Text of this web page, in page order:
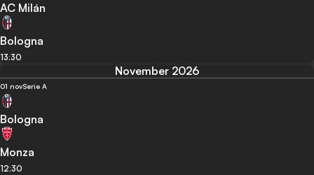
AC Milán
Bologna
13:30
November 2026
01 novSerie A
Bologna
Monza
12:30